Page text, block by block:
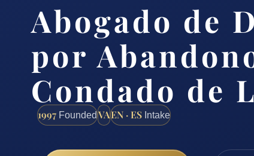
Abogado de
por
Condado de
1997 FoundedVAEN · ES Intake